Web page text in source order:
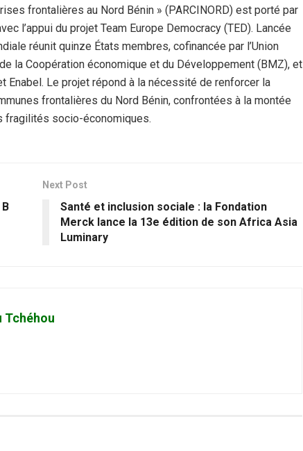
frontalières au Nord Bénin » (PARCINORD) est porté par
l’appui du projet Team Europe Democracy (TED). Lancée
réunit quinze États membres, cofinancée par l’Union
la Coopération économique et du Développement (BMZ), et
Le projet répond à la nécessité de renforcer la
frontalières du Nord Bénin, confrontées à la montée
fragilités socio-économiques.
Next Post
Santé et inclusion sociale : la Fondation
Merck lance la 13e édition de son Africa Asia
Luminary
Tchéhou